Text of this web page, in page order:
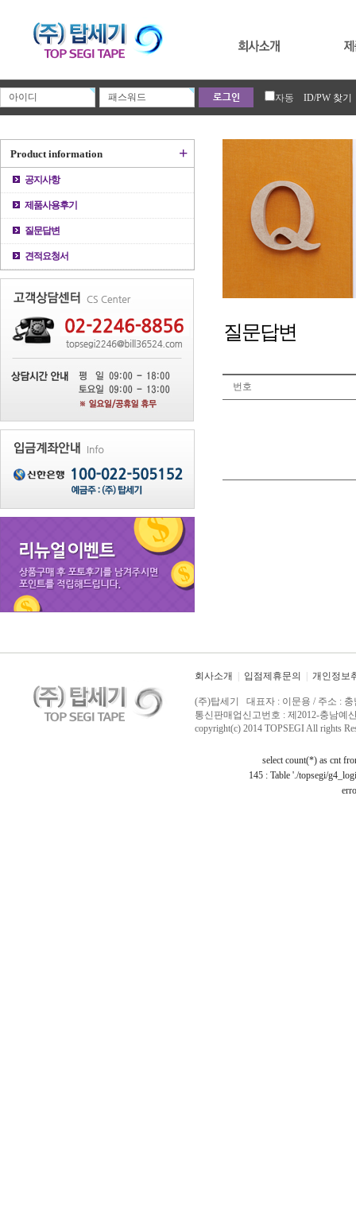
자동 ID/PW 찾기
Product information +
공지사항
제품사용후기
질문답변
견적요청서
질문답변
번호
회사소개 입점제휴문의 개인정보
(주)탑세기 대표자 : 이문용 / 주소 : 충
통신판매업신고번호 : 제2012-충남예
copyright(c) 2014 TOPSEGI All rights
select count(*) as cnt
145 : Table './topsegi/